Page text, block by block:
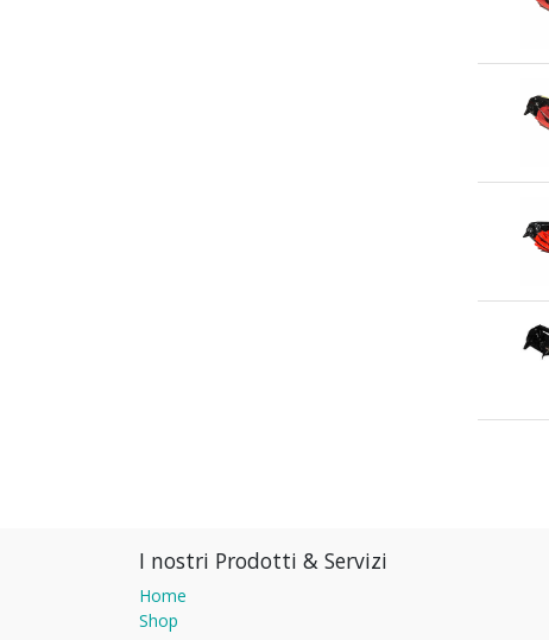
I nostri Prodotti & Servizi
Home
Shop